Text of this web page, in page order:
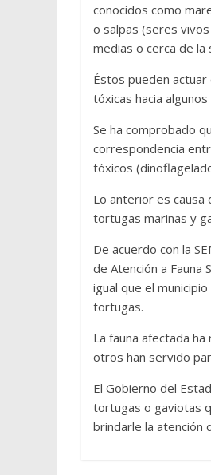
conocidos como
o salpas (seres
medias o cerca de la
Éstos pueden
tóxicas hacia
Se ha comprobado
correspondencia
tóxicos
Lo anterior es causa
tortugas marinas y
De acuerdo con la
de Atención a Fauna
igual que el
tortugas.
La fauna afectada
otros han servido
El Gobierno del
tortugas o gaviotas
brindarle la atención